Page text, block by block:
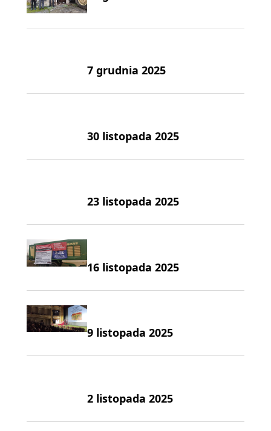
7 grudnia 2025
30 listopada 2025
23 listopada 2025
16 listopada 2025
9 listopada 2025
2 listopada 2025